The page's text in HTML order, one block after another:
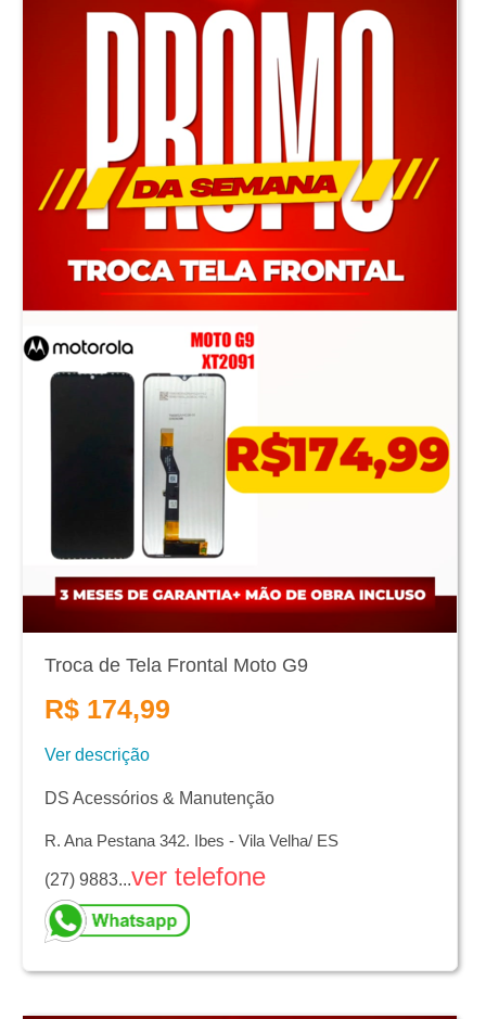
Troca de Tela Frontal Moto G9
R$ 174,99
Ver descrição
DS Acessórios & Manutenção
R. Ana Pestana 342. Ibes - Vila Velha/ ES
(27) 9883...ver telefone